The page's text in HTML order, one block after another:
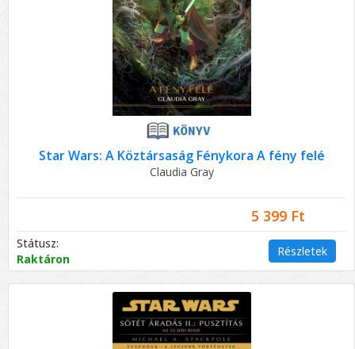
Star Wars: A Köztársaság Fénykora A fény felé
Claudia Gray
5 399 Ft
Státusz:
Raktáron
Részletek